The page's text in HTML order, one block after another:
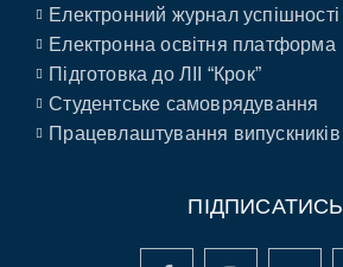
Електронний журнал успішності
Електронна освітня платформа
Підготовка до ЛІІ “Крок”
Студентське самоврядування
Працевлаштування випускників
ПІДПИСАТИСЬ